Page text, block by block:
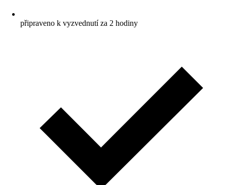
připraveno k vyzvednutí za 2 hodiny